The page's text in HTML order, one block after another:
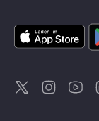
DayuseSingapur
DayuseZweden
DayuseThailand
DayuseNeuseeland
DayuseTürkei